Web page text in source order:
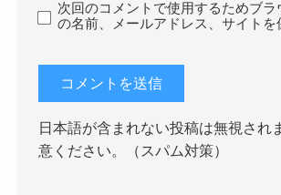
次回のコメントで使用するためブラ
の名前、メールアドレス、サイトを
日本語が含まれない投稿は無視され
意ください。（スパム対策）